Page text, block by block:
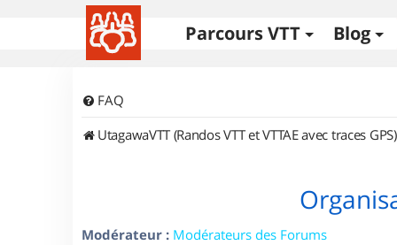
Parcours VTT Blog
FAQ
UtagawaVTT (Randos VTT et VTTAE avec traces GPS)
Modérateur : Modérateurs des Forums